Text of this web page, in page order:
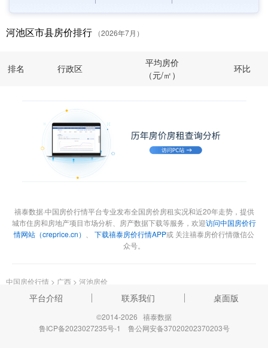
河池区市县房价排行 （2026年7月）
排名 行政区
平均房价
（元/㎡）
环比
禧泰数据·中国房价行情平台专业发布全国房价房租实况和近20年走势，提供
城市住房和房地产项目市场分析、房产数据下载等服务，欢迎访问中国房价行
情网站（creprice.cn）
下载禧泰房价行情APP或 关注禧泰房价行情微信公
众号。
中国房价行情 > 广西 > 河池房价
平台介绍 联系我们 桌面版
©2014-2026 禧泰数据
鲁ICP备2023027235号-1
鲁公网安备37020202370203号